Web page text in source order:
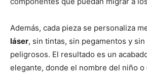
Además, cada pieza se personaliza
láser, sin tintas, sin pegamentos y
peligrosos. El resultado es un
elegante, donde el nombre del niño